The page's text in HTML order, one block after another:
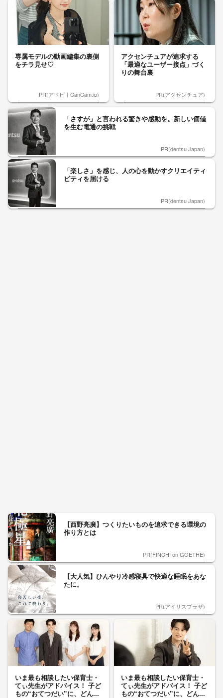
専属モデルの動画編集の裏側
をチラ見せ♡
PR(アドビ｜CanCam.jp)
アクセンチュアが追求する
「最適なユーザー接点」づく
りの舞台裏
PR(アクセンチュア)
「さすが」と言われる驚きや感動を。新しい価値
を生む電通の挑戦
PR(dentsu Japan)
「楽しさ」を感じ、人の心を動かすクリエイティ
ビティを届ける
PR(dentsu Japan)
【西野亮廣】つくりたいものを追求できる環境の
作り方とは
PR(FINCHI on GOETHE)
【大人気】ひんやり冷感寝具で快適な睡眠をあな
たに。
PR(アイリスプラザ)
いま最も相談したい保育士・
てぃ先生がアドバイス！ 子ど
もの“おてつだい”に、どん...
いま最も相談したい保育士・
てぃ先生がアドバイス！ 子ど
もの“おてつだい”に、どん...